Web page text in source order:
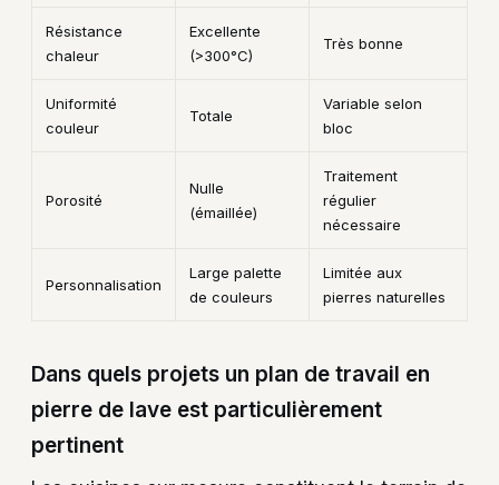
Résistance
chaleur
Excellente
(>300°C)
Très bonne
Uniformité
couleur
Totale
Variable selon
bloc
Porosité
Nulle
(émaillée)
Traitement
régulier
nécessaire
Personnalisation
Large palette
de couleurs
Limitée aux
pierres naturelles
Dans quels projets un plan de travail en
pierre de lave est particulièrement
pertinent